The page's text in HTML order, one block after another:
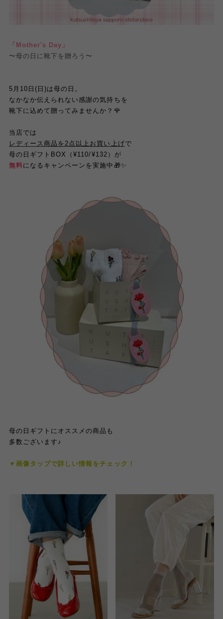
「Mother's Day」
〜母の日に靴下を贈ろう〜
5月10日(日)は母の日。
なかなか伝えられない感謝の気持ちを
靴下に込めて贈ってみませんか？🌹
当店では
レディース商品を2点以上お買い上げで
母の日ギフトBOX（¥110/¥132）が
無料になるキャンペーンを実施中🎁✨
母の日ギフトにオススメの商品も
多数ございます♪
▼画像タップで詳しい情報をチェック！